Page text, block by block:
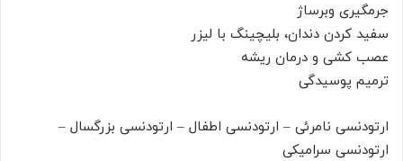
جرمگیری و‌برساژ
سفید کردن دندان، بلیچینگ با لیزر
عصب کشی و درمان ریشه
ترمیم پوسیدگی
ارتودنسی نامرئی – ارتودنسی اطفال – ارتودنسی بزرگسال –
ارتودنسی سرامیکی